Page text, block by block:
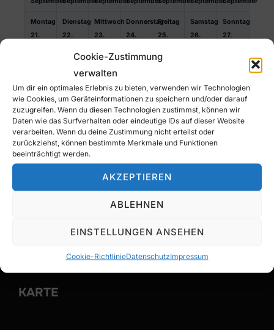
Cookie-Zustimmung
verwalten
Um dir ein optimales Erlebnis zu bieten, verwenden wir Technologien
wie Cookies, um Geräteinformationen zu speichern und/oder darauf
zuzugreifen. Wenn du diesen Technologien zustimmst, können wir
Daten wie das Surfverhalten oder eindeutige IDs auf dieser Website
verarbeiten. Wenn du deine Zustimmung nicht erteilst oder
zurückziehst, können bestimmte Merkmale und Funktionen
beeinträchtigt werden.
AKZEPTIEREN
ABLEHNEN
EINSTELLUNGEN ANSEHEN
Cookie-RichtlinieDatenschutzImpressum
Montag
21.
Dienstag
22.
Mittwoch
23.
Donnerstag
24.
Freitag
25.
Samstag
26.
Sonntag
27.
September
Dienstag
September
Mittwoch
September
KONTAKT
TC OBERHACHING E.V.
KARTE